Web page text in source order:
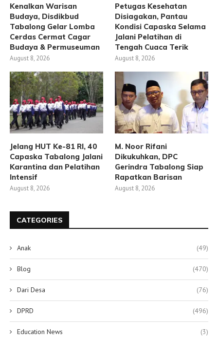
Kenalkan Warisan
Budaya, Disdikbud
Tabalong Gelar Lomba
Cerdas Cermat Cagar
Budaya & Permuseuman
August 8, 2026
Petugas Kesehatan
Disiagakan, Pantau
Kondisi Capaska Selama
Jalani Pelatihan di
Tengah Cuaca Terik
August 8, 2026
Jelang HUT Ke-81 RI, 40
Capaska Tabalong Jalani
Karantina dan Pelatihan
Intensif
August 8, 2026
M. Noor Rifani
Dikukuhkan, DPC
Gerindra Tabalong Siap
Rapatkan Barisan
August 8, 2026
CATEGORIES
Anak (49)
Blog (470)
Dari Desa (76)
DPRD (496)
Education News (3)